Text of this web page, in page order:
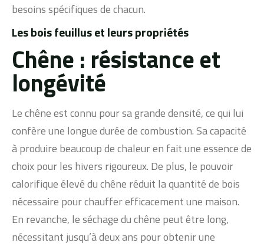
besoins spécifiques de chacun.
Les bois feuillus et leurs propriétés
Chêne : résistance et
longévité
Le chêne est connu pour sa grande densité, ce qui lui
confère une longue durée de combustion. Sa capacité
à produire beaucoup de chaleur en fait une essence de
choix pour les hivers rigoureux. De plus, le pouvoir
calorifique élevé du chêne réduit la quantité de bois
nécessaire pour chauffer efficacement une maison.
En revanche, le séchage du chêne peut être long,
nécessitant jusqu’à deux ans pour obtenir une